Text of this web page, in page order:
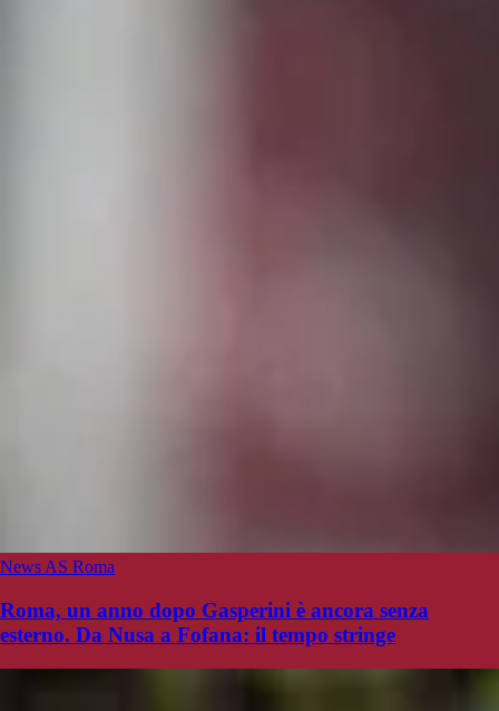
News AS Roma
Roma, un anno dopo Gasperini è ancora senza
esterno. Da Nusa a Fofana: il tempo stringe